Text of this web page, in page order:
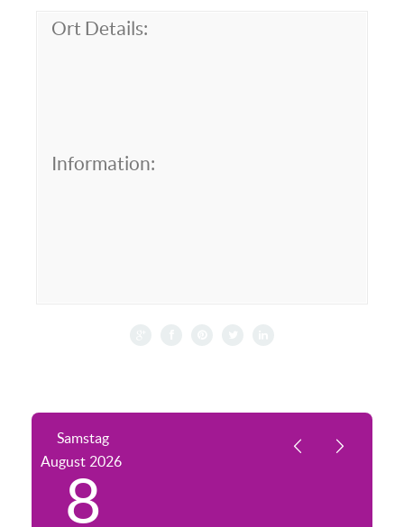
Ort Details:
Information:
Samstag
August 2026
8